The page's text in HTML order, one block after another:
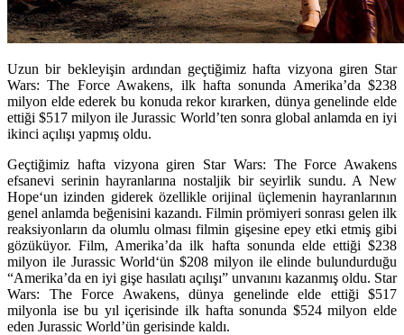
Uzun bir bekleyişin ardından geçtiğimiz hafta vizyona giren Star
Wars: The Force Awakens, ilk hafta sonunda Amerika’da $238
milyon elde ederek bu konuda rekor kırarken, dünya genelinde elde
ettiği $517 milyon ile Jurassic World’ten sonra global anlamda en iyi
ikinci açılışı yapmış oldu.
Geçtiğimiz hafta vizyona giren Star Wars: The Force Awakens
efsanevi serinin hayranlarına nostaljik bir seyirlik sundu. A New
Hope‘un izinden giderek özellikle orijinal üçlemenin hayranlarının
genel anlamda beğenisini kazandı. Filmin prömiyeri sonrası gelen ilk
reaksiyonların da olumlu olması filmin gişesine epey etki etmiş gibi
gözüküyor. Film, Amerika’da ilk hafta sonunda elde ettiği $238
milyon ile Jurassic World‘ün $208 milyon ile elinde bulundurduğu
“Amerika’da en iyi gişe hasılatı açılışı” unvanını kazanmış oldu. Star
Wars: The Force Awakens, dünya genelinde elde ettiği $517
milyonla ise bu yıl içerisinde ilk hafta sonunda $524 milyon elde
eden Jurassic World’ün gerisinde kaldı.